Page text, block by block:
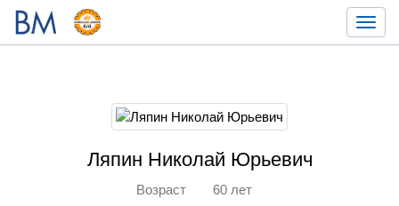
Ляпин Николай Юрьевич
Возраст
60 лет